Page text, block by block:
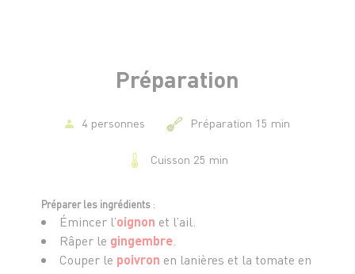
- 1/2 cuillère à café de curcuma
- 1/2 cuillère à café de cumin
- Coriandre fraîche pour servir
Préparation
4 personnes Préparation 15 min
Cuisson 25 min
Préparer les ingrédients :
Émincer l’oignon et l’ail.
Râper le gingembre
Couper le poivron en lanières et la tomate en